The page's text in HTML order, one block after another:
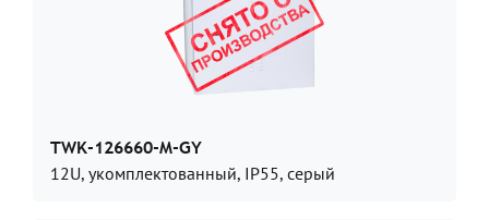
TWK-126660-M-GY
12U, укомплектованный, IP55, серый